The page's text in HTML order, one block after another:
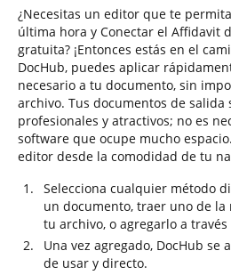
¿Necesitas un editor que te
última hora y Conectar el Affidavit
gratuita? ¡Entonces estás en el
DocHub, puedes aplicar
necesario a tu documento, sin
archivo. Tus documentos de salida
profesionales y atractivos; no es
software que ocupe mucho
editor desde la comodidad de tu
Selecciona cualquier método
un documento, traer uno de
tu archivo, o agregarlo a
Una vez agregado, DocHub
de usar y directo.